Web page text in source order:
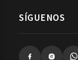
SÍGUENOS